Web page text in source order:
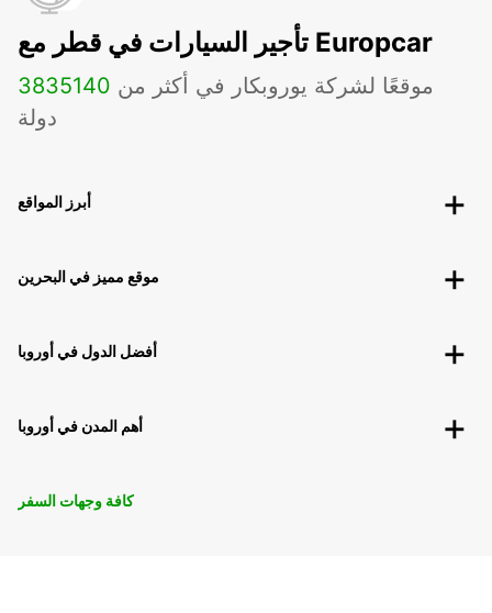
تأجير السيارات في قطر مع Europcar
3835 موقعًا لشركة يوروبكار في أكثر من 140
دولة
أبرز المواقع
موقع مميز في البحرين
أفضل الدول في أوروبا
أهم المدن في أوروبا
كافة وجهات السفر